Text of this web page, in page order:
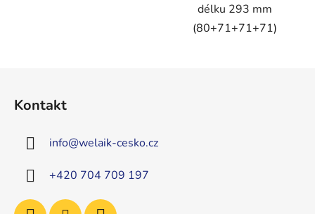
délku 293 mm
(80+71+71+71)
Kontakt
info@welaik-cesko.cz
+420 704 709 197